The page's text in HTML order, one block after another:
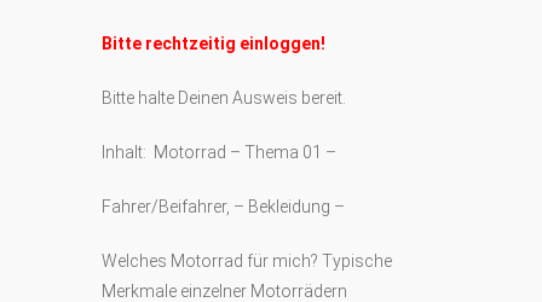
Bitte rechtzeitig einloggen!
Bitte halte Deinen Ausweis bereit.
Inhalt: Motorrad – Thema 01 –
Fahrer/Beifahrer, – Bekleidung –
Welches Motorrad für mich? Typische
Merkmale einzelner Motorrädern